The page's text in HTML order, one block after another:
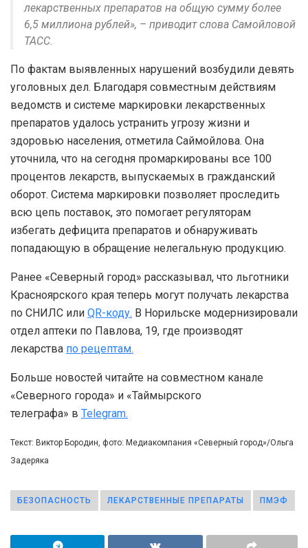
лекарственных препаратов на общую сумму более
6,5 миллиона рублей», – приводит слова Самойловой
ТАСС.
По фактам выявленных нарушений возбудили девять
уголовных дел. Благодаря совместным действиям
ведомств и системе маркировки лекарственных
препаратов удалось устранить угрозу жизни и
здоровью населения, отметила Саймойлова. Она
уточнила, что на сегодня промаркированы все 100
процентов лекарств, выпускаемых в гражданский
оборот. Система маркировки позволяет проследить
всю цепь поставок, это помогает регуляторам
избегать дефицита препаратов и обнаруживать
попадающую в обращение нелегальную продукцию.
Ранее «Северный город» рассказывал, что льготники
Красноярского края теперь могут получать лекарства
по СНИЛС или QR-коду. В Норильске модернизировали
отдел аптеки по Павлова, 19, где производят
лекарства по рецептам.
Больше новостей читайте на совместном канале
«Северного города» и «Таймырского
телеграфа» в Telegram.
Текст: Виктор Бородин, фото: Медиакомпания «Северный город»/Ольга
Задеряка
БЕЗОПАСНОСТЬ ЛЕКАРСТВЕННЫЕ ПРЕПАРАТЫ ПМЭФ